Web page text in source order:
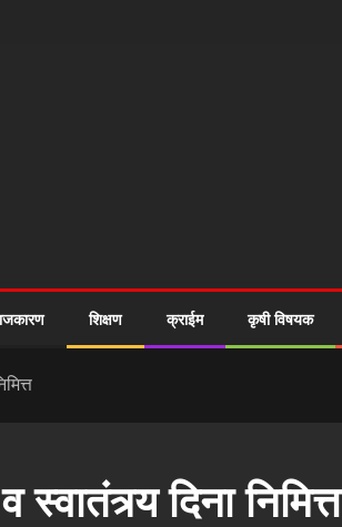
शिक्षण क्राईम कृषी विषयक
दिना निमित्त